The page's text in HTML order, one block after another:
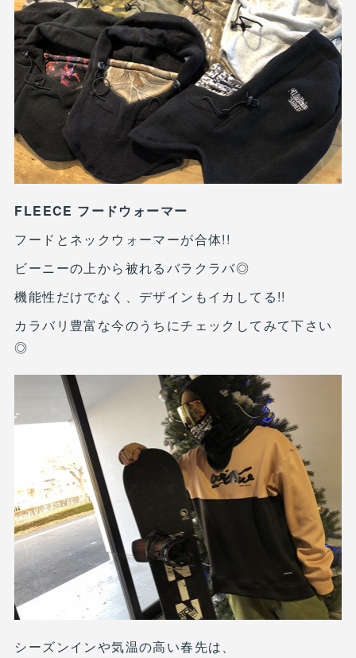
FLEECE フードウォーマー
フードとネックウォーマーが合体!!
ビーニーの上から被れるバラクラバ◎
機能性だけでなく、デザインもイカしてる!!
カラバリ豊富な今のうちにチェックしてみて下さい
◎
シーズンインや気温の高い春先は、